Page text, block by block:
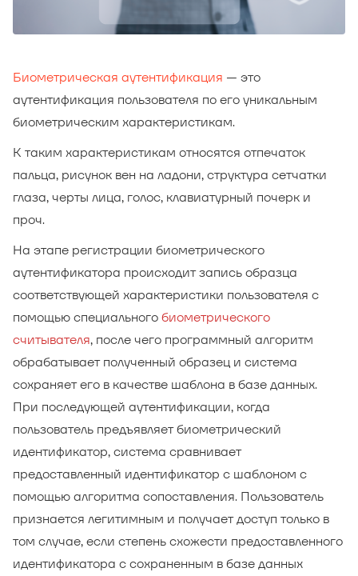
Биометрическая аутентификация — это
аутентификация пользователя по его уникальным
биометрическим характеристикам.
К таким характеристикам относятся отпечаток
пальца, рисунок вен на ладони, структура сетчатки
глаза, черты лица, голос, клавиатурный почерк и
проч.
На этапе регистрации биометрического
аутентификатора происходит запись образца
соответствующей характеристики пользователя с
помощью специальногобиометрического
считывателя, после чего программный алгоритм
обрабатывает полученный образец и система
сохраняет его в качестве шаблона в базе данных.
При последующей аутентификации, когда
пользователь предъявляет биометрический
идентификатор, система сравнивает
предоставленный идентификатор с шаблоном с
помощью алгоритма сопоставления. Пользователь
признается легитимным и получает доступ только в
том случае, если степень схожести предоставленного
идентификатора с сохраненным в базе данных